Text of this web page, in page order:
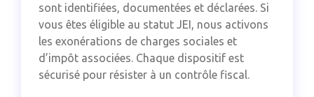
sont identifiées, documentées et déclarées. Si
vous êtes éligible au statut JEI, nous activons
les exonérations de charges sociales et
d’impôt associées. Chaque dispositif est
sécurisé pour résister à un contrôle fiscal.